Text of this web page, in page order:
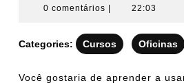
0 comentários 22:03
Categories: Cursos Oficinas
Você gostaria de aprender a